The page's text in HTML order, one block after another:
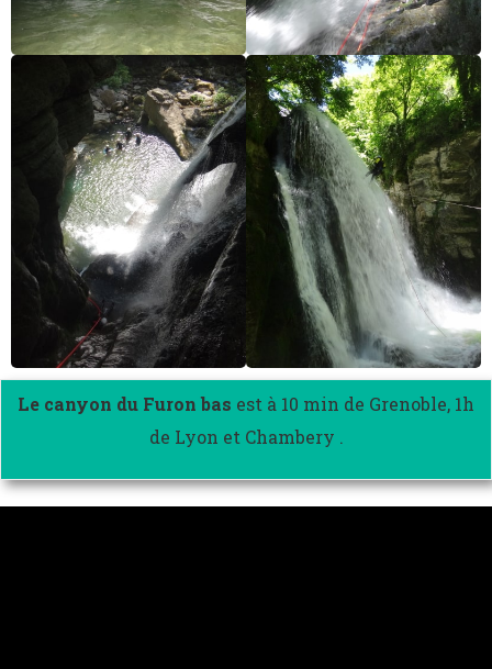
Le canyon du Furon bas est à 10 min de Grenoble, 1h
de Lyon et Chambery .